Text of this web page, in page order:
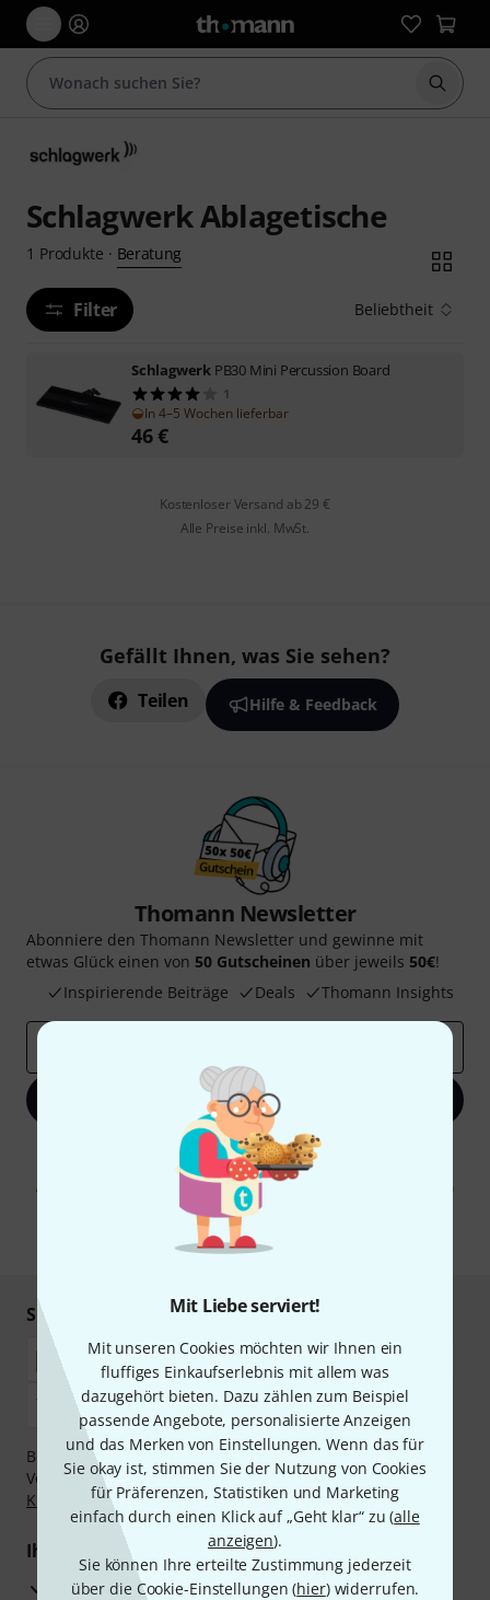
Mit Liebe serviert!
Mit unseren Cookies möchten wir Ihnen ein
fluffiges Einkaufserlebnis mit allem was
dazugehört bieten. Dazu zählen zum Beispiel
passende Angebote, personalisierte Anzeigen
und das Merken von Einstellungen. Wenn das für
Sie okay ist, stimmen Sie der Nutzung von Cookies
für Präferenzen, Statistiken und Marketing
einfach durch einen Klick auf „Geht klar“ zu (alle
anzeigen).
Sie können Ihre erteilte Zustimmung jederzeit
über die Cookie-Einstellungen (hier) widerrufen.
Suche
Schlagwerk Ablagetische
1 Produkte · Beratung
Filter Beliebtheit
Schlagwerk PB30 Mini Percussion Board
1
In 4–5 Wochen lieferbar
46€
Kostenloser Versand ab 29 €
Alle Preise inkl. MwSt.
Gefällt Ihnen, was Sie sehen?
Teilen Hilfe & Feedback
Thomann Newsletter
Abonniere den Thomann Newsletter und gewinne mit
etwas Glück einen von 50 Gutscheinen über jeweils 50€!
Inspirierende Beiträge
Deals Thomann Insights
Jetzt anmelden
Mit Klick auf „Jetzt anmelden“ stimmen Sie dem Erhalt von E-Mail-
Werbung und einer Messung des E-Mail-Nutzungsverhaltens zu. Die
Abmeldung ist jederzeit möglich. Weitere Informationen finden Sie in
unseren
Datenschutzhinweisen
* Pflichtfeld
Sicher einkaufen & bezahlen
Bezahlen Sie vertraulich und sicher per Nachnahme,
Vorkasse, PayPal, Amazon Pay,Klarna Sofort bezahlen,
Klarna Ratenzahlungoder Kreditkarte.
Ihre Vorteile
3 Jahre Thomann Garantie